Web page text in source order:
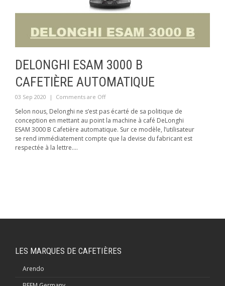
DELONGHI ESAM 3000 B
CAFETIÈRE AUTOMATIQUE
03 Sep 2020 | Comments are Off
Selon nous, Delonghi ne s’est pas écarté de sa politique de
conception en mettant au point la machine à café DeLonghi
ESAM 3000 B Cafetière automatique. Sur ce modèle, l’utilisateur
se rend immédiatement compte que la devise du fabricant est
respectée à la lettre....
LES MARQUES DE CAFETIÈRES
Arendo